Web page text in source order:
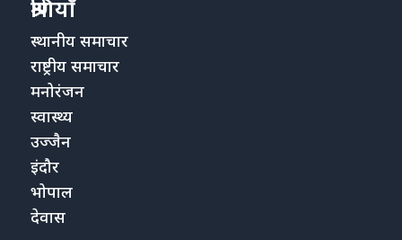
श्रेणियाँ
स्थानीय समाचार
राष्ट्रीय समाचार
मनोरंजन
स्वास्थ्य
उज्जैन
इंदौर
भोपाल
देवास